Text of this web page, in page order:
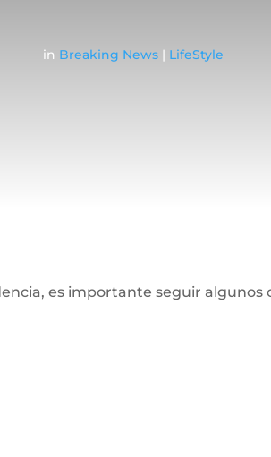
in Breaking News| LifeStyle
es importante seguir